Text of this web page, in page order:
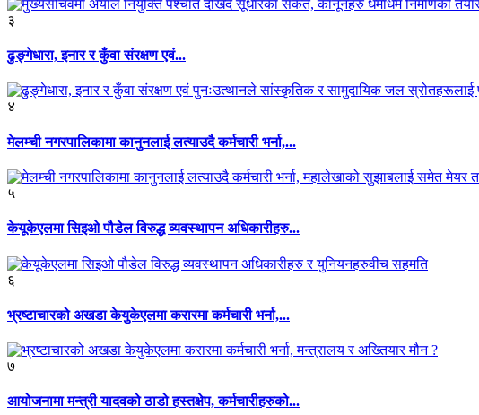
३
ढुङ्गेधारा, इनार र कुँवा संरक्षण एवं...
४
मेलम्ची नगरपालिकामा कानुनलाई लत्याउदै कर्मचारी भर्ना,...
५
केयूकेएलमा सिइओ पौडेल विरुद्ध व्यवस्थापन अधिकारीहरु...
६
भ्रष्टाचारको अखडा केयुकेएलमा करारमा कर्मचारी भर्ना,...
७
आयोजनामा मन्त्री यादवको ठाडो हस्तक्षेप, कर्मचारीहरुको...